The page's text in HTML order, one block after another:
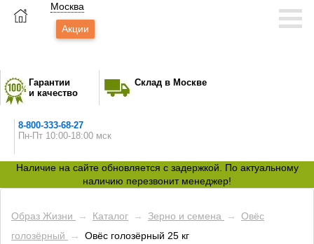
Москва
Акции
Гарантии
и качество
Склад в Москве
8-800-333-68-27
Пн-Пт 10:00-18:00 мск
Наличие на сайте обновляется с задержкой. По актуальному
наличию перезвонит менеджер!
Образ Жизни → Каталог → Зерно и семена →
Овёс
голозёрный
→ Овёс голозёрный 25 кг